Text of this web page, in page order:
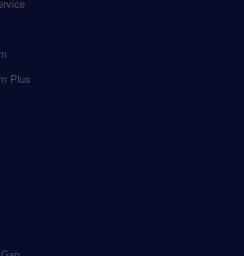
Plus